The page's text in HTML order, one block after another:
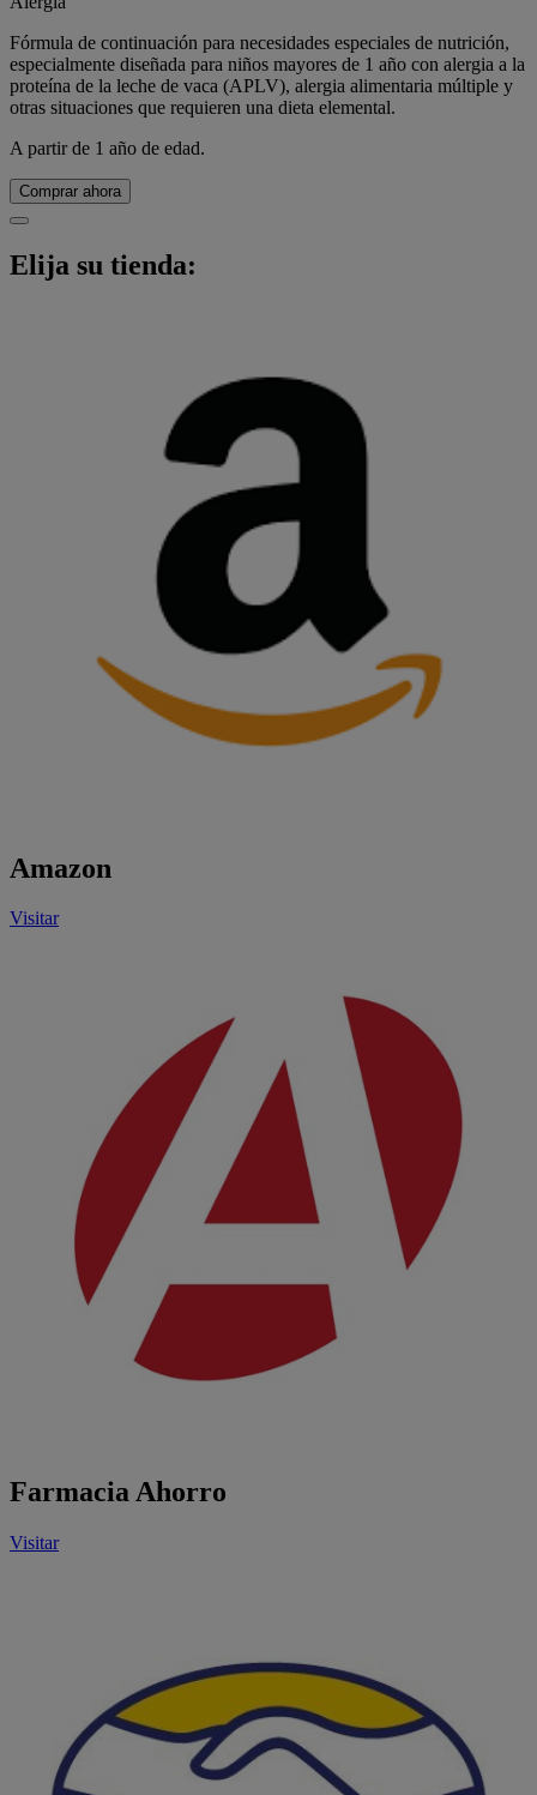
Fórmula de continuación para necesidades especiales de nutrición,
especialmente diseñada para niños mayores de 1 año con alergia a la
proteína de la leche de vaca (APLV), alergia alimentaria múltiple y
otras situaciones que requieren una dieta elemental.
A partir de 1 año de edad.
Comprar ahora
Elija su tienda:
Amazon
Visitar
Farmacia Ahorro
Visitar